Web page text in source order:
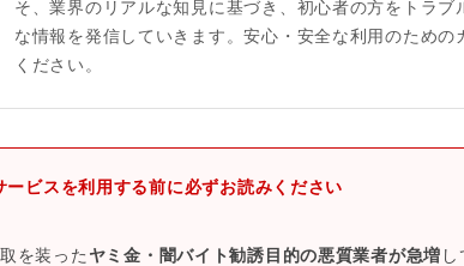
そ、業界のリアルな知見に基づき、初心者の方をトラブ
な情報を発信していきます。安心・安全な利用のための
ください。
ービスを利用する前に必ずお読みください
を装った ヤミ金・闇バイト勧誘目的の悪質業者が急増